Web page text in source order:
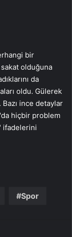
bir
olduğuna
da
oldu. Gülerek
ince detaylar
hiçbir problem
ifadelerini
Spor